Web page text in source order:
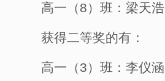
高一（8）班：梁天浩
获得二等奖的有：
高一（3）班：李仪涵